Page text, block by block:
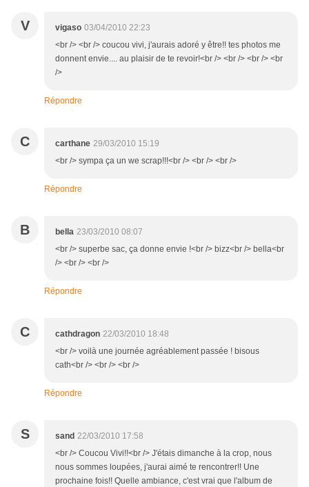
V vigaso 03/04/2010 22:23
<br /> <br /> coucou vivi, j'aurais adoré y être!! tes photos me
donnent envie.... au plaisir de te revoir!<br /> <br /> <br /> <br
/>
Répondre
C carthane 29/03/2010 15:19
<br /> sympa ça un we scrap!!!<br /> <br /> <br />
Répondre
B bella 23/03/2010 08:07
<br /> superbe sac, ça donne envie !<br /> bizz<br /> bella<br
/> <br /> <br />
Répondre
C cathdragon 22/03/2010 18:48
<br /> voilà une journée agréablement passée ! bisous
cath<br /> <br /> <br />
Répondre
S sand 22/03/2010 17:58
<br /> Coucou Vivi!!<br /> J'étais dimanche à la crop, nous
nous sommes loupées, j'aurai aimé te rencontrer!! Une
prochaine fois!! Quelle ambiance, c'est vrai que l'album de